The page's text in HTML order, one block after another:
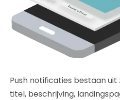
Push notificaties bestaan
titel, beschrijving,